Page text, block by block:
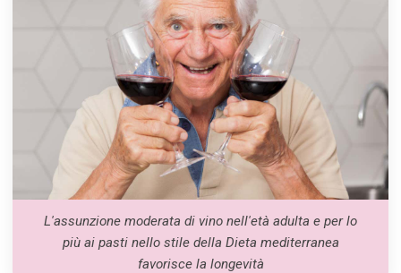
L'assunzione moderata di vino nell'età adulta e per lo
più ai pasti nello stile della Dieta mediterranea
favorisce la longevità